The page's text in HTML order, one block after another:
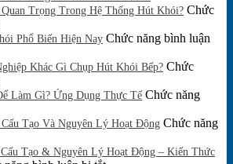
có
bình
luận
ở
Dụng
Tách
Cho
Từng
Hình
Trọng Trong Hệ Thống Hút Khói? Chức
Phổ Biến Hiện Nay Chức năng bình luận
Khác Gì Chụp Hút Khói Bếp? Chức
Làm Gì? Ứng Dụng Thực Tế Chức năng
Tạo Và Nguyên Lý Hoạt Động Chức năng
Tạo & Nguyên Lý Hoạt Động – Kiến Thức